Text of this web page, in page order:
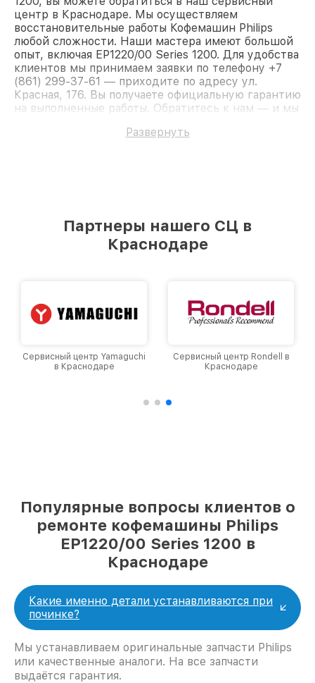
центр в Краснодаре. Мы осуществляем
восстановительные работы Кофемашин Philips
любой сложности. Наши мастера имеют большой
опыт, включая EP1220/00 Series 1200. Для удобства
клиентов мы принимаем заявки по телефону +7
(861) 299-37-61 — приходите по адресу ул.
Красная, 176. Вы получаете официальную гарантию
на выполненные работы. Обратитесь к нам — и мы
Развернуть
Партнеры нашего СЦ в
Краснодаре
Сервисный центр Yamaguchi
в Краснодаре
Сервисный центр Rondell в
Краснодаре
Популярные вопросы клиентов о
ремонте кофемашины Philips
EP1220/00 Series 1200 в
Краснодаре
Какие именно детали устанавливаются при
починке?
Мы устанавливаем оригинальные запчасти Philips
или качественные аналоги. На все запчасти
выдаётся гарантия.